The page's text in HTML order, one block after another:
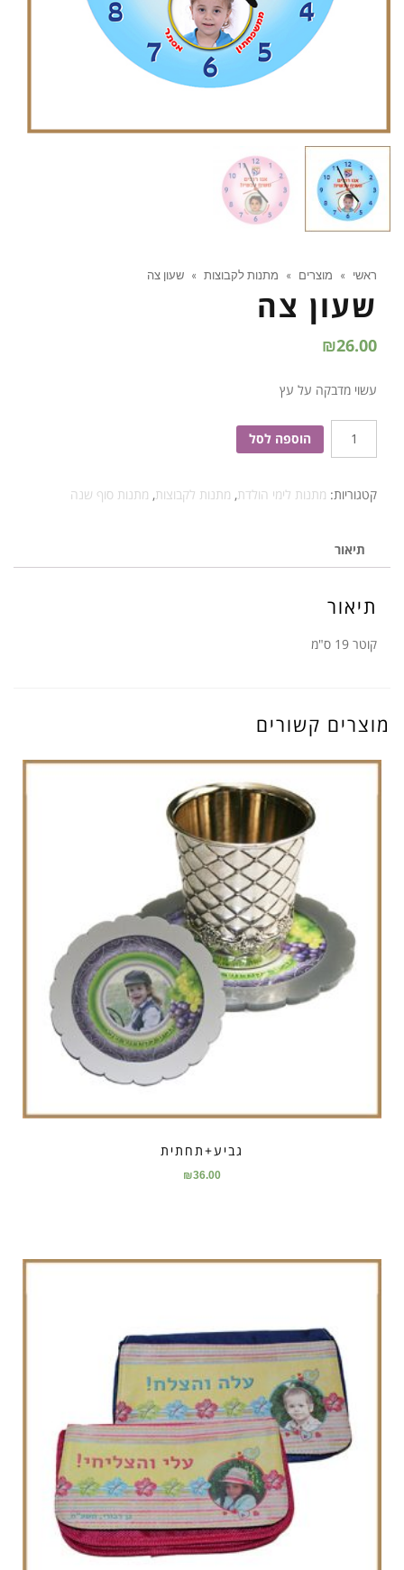
ראשי » מוצרים » מתנות לקבוצות » שעון צה
שעון צה
₪26.00
עשוי מדבקה על עץ
כמות
של
צה
הוספה לסל
קטגוריות: מתנות לימי הולדת, מתנות לקבוצות, מתנות סוף שנה
תיאור
תיאור
קוטר 19 ס"מ
מוצרים קשורים
גביע+תחתית
₪36.00